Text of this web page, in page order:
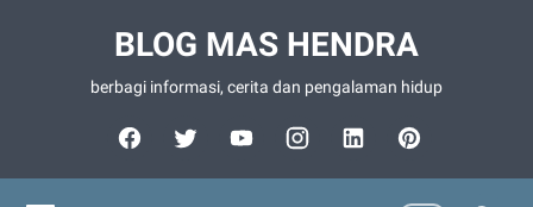
BLOG MAS HENDRA
berbagi informasi, cerita dan pengalaman hidup